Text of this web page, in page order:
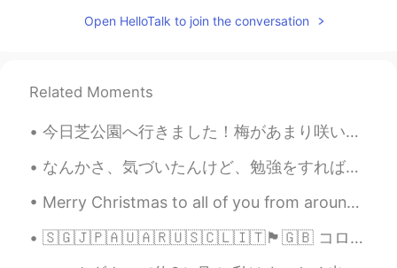
you're so tall
AR EN
You are 19 years old and your height is
193 cm excuse me What do you eat
Open HelloTalk to join the conversation
Related Moments
今日芝公園へ行きました！梅があまり咲いていなかったけど、素敵なカンザクラを見ました！🤩🌸🗼動画も作りました。🤗 https://vt.tiktok.com/ZSJRrKreA/ I went...
なんかさ、気づいたんけど、勉強をすれば、するほど自分の性格が変わってきちゃうと思わない？ 例えば、日本語を勉強してる外国人(僕も含まっている)はだんだん静かになって、気使ったりします。 逆に...
Merry Christmas to all of you from around the world. I hope you’ve all had or are having an enj...
🇸🇬🇯🇵🇦🇺🇦🇷🇺🇸🇨🇱🇮🇹🏴󠁧󠁢󠁳󠁣󠁴󠁿🇬🇧 コロナのせいで世界中の皆さんのライフスタイルを変えて、良くも悪くも色々な影響があります。 外に出ることを減らして、代わりに家で過ごす時間を増や...